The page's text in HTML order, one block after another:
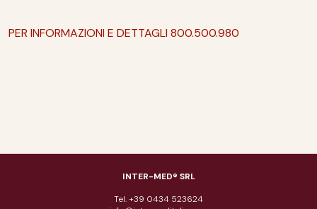
PER INFORMAZIONI E DETTAGLI 800.500.980
INTER-MED® SRL
Tel. +39 0434 523624